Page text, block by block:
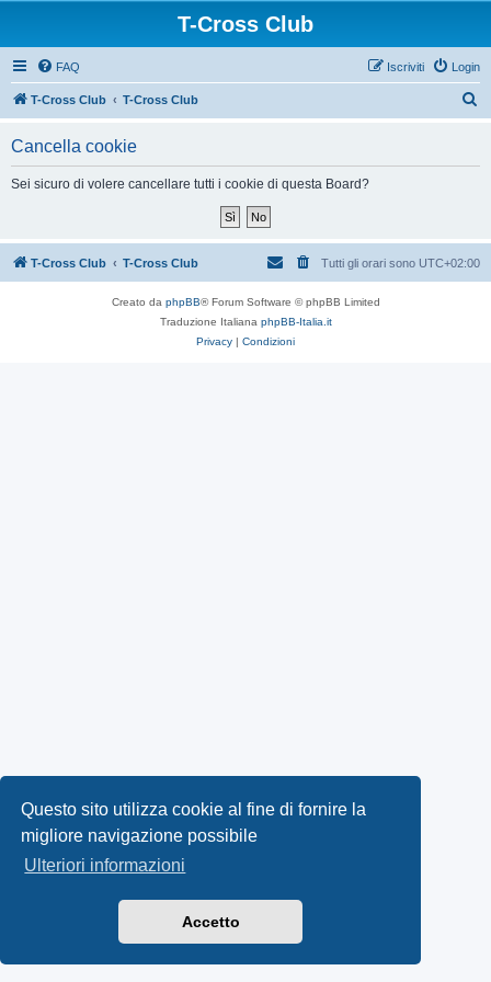
Questo sito utilizza cookie al fine di fornire la
migliore navigazione possibile
Ulteriori informazioni
Accetto
T-Cross Club
FAQ Login
Iscriviti
T-Cross Club T-Cross Club
Cancella cookie
Sei sicuro di volere cancellare tutti i cookie di questa Board?
T-Cross Club T-Cross Club Tutti gli orari sono UTC+02:00
Creato da phpBB® Forum Software © phpBB Limited
Traduzione Italiana phpBB-Italia.it
Privacy | Condizioni